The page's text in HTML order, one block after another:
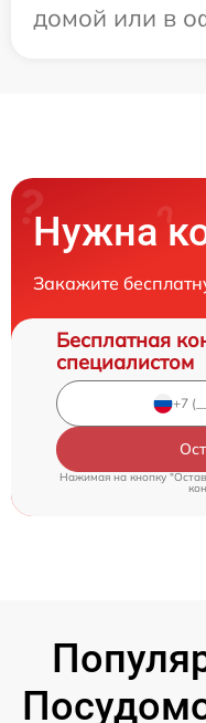
домой или в
Нужна
Закажите
Бесплатная
специалистом
Нажимая на кнопку